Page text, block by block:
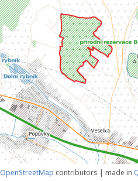
OpenStreetMap contributors | made in